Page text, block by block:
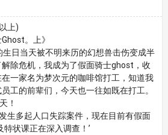
上)
。上》
日当天被不明来历的幻想兽击伤变成半
除危机，我成为了假面骑士ghost，收
一家名为梦次元的咖啡馆打工，知道我
工的前辈们，今天也一往如既在打工。
！
生多起人口失踪案件，现在目前有假面
状课正在深入调查！’